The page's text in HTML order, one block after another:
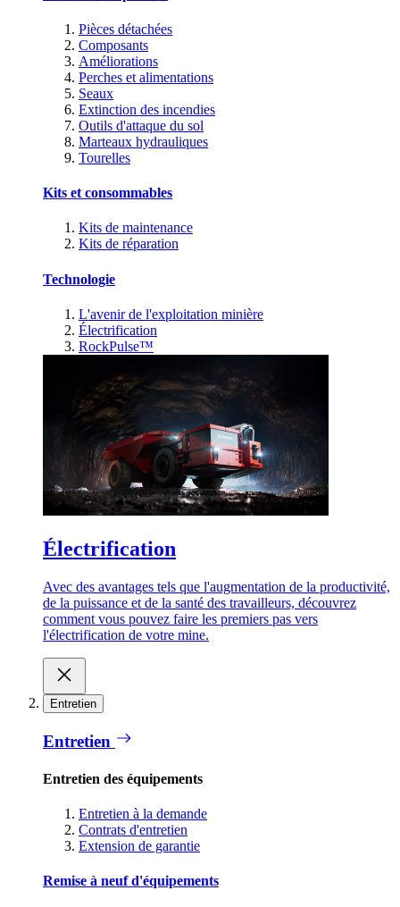
Pièces détachées
Composants
Améliorations
Perches et alimentations
Seaux
Extinction des incendies
Outils d'attaque du sol
Marteaux hydrauliques
Tourelles
Kits et consommables
Kits de maintenance
Kits de réparation
Technologie
L'avenir de l'exploitation minière
Électrification
RockPulse™
Électrification
Avec des avantages tels que l'augmentation de la productivité,
de la puissance et de la santé des travailleurs, découvrez
comment vous pouvez faire les premiers pas vers
l'électrification de votre mine.
Entretien
Entretien
Entretien des équipements
Entretien à la demande
Contrats d'entretien
Extension de garantie
Remise à neuf d'équipements